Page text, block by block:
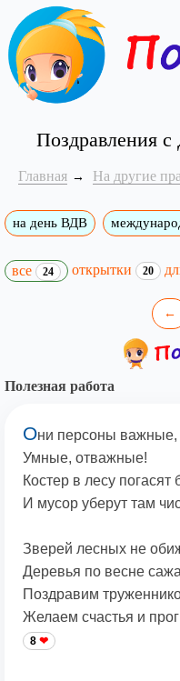
Поздравления
Главная На другие
на день ВДВ
все 24 открытки 20
←
Полезная работа
Они персоны важные,
Умные, отважные!
Костер в лесу погасят
И мусор уберут там
Зверей лесных не
Деревья по весне
Поздравим
Желаем счастья и
8